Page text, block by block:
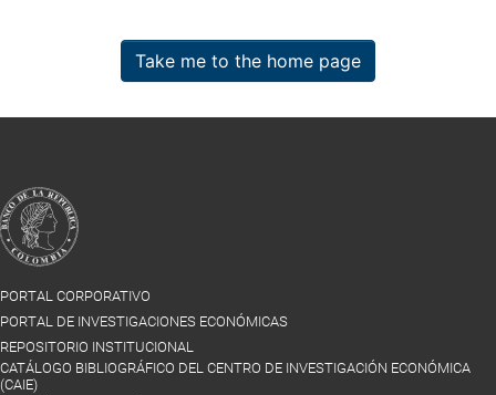
Take me to the home page
PORTAL CORPORATIVO
PORTAL DE INVESTIGACIONES ECONÓMICAS
REPOSITORIO INSTITUCIONAL
CATÁLOGO BIBLIOGRÁFICO DEL CENTRO DE INVESTIGACIÓN ECONÓMICA
(CAIE)